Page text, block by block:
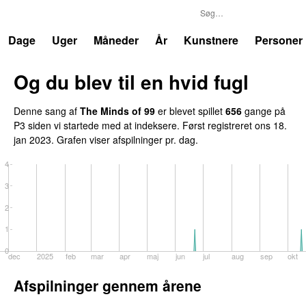
Dage
Uger Måneder År Kunstnere Personer
Og du blev til en hvid fugl
Denne sang af The Minds of 99 er blevet spillet 656 gange på
P3 siden vi startede med at indeksere. Først registreret ons 18.
jan 2023. Grafen viser afspilninger pr. dag.
dec 2025 feb mar apr maj jun jul aug sep okt
0
1
2
3
4
Afspilninger gennem årene